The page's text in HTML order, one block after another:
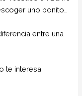
uno bonito…
entre una
te interesa